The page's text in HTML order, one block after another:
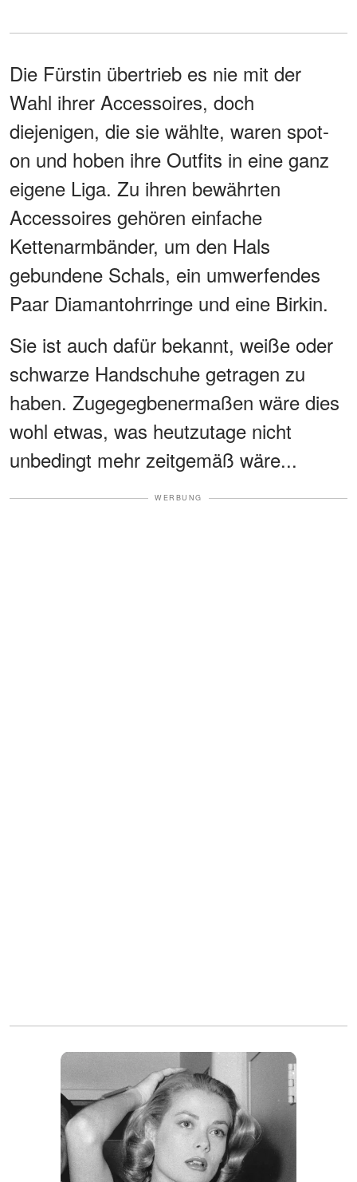
Die Fürstin übertrieb es nie mit der
Wahl ihrer Accessoires, doch
diejenigen, die sie wählte, waren spot-
on und hoben ihre Outfits in eine ganz
eigene Liga. Zu ihren bewährten
Accessoires gehören einfache
Kettenarmbänder, um den Hals
gebundene Schals, ein umwerfendes
Paar Diamantohrringe und eine Birkin.
Sie ist auch dafür bekannt, weiße oder
schwarze Handschuhe getragen zu
haben. Zugegegbenermaßen wäre dies
wohl etwas, was heutzutage nicht
unbedingt mehr zeitgemäß wäre...
WERBUNG